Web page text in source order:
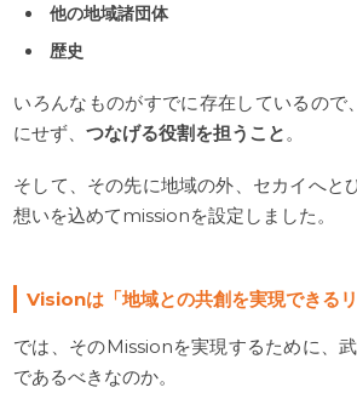
他の地域諸団体
歴史
いろんなものがすでに存在しているので
にせず、つなげる役割を担うこと 。
そして、その先に地域の外、セカイへと
想いを込めてmissionを設定しました。
Visionは「地域との共創を実現できるリ
では、そのMissionを実現するために、
であるべきなのか。